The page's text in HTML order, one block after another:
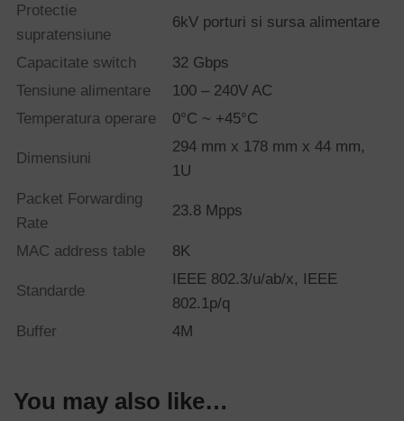
Protectie
supratensiune
6kV porturi si sursa alimentare
Capacitate switch
32 Gbps
Tensiune alimentare
100 – 240V AC
Temperatura operare
0°C ~ +45°C
Dimensiuni
294 mm x 178 mm x 44 mm,
1U
Packet Forwarding
Rate
23.8 Mpps
MAC address table 8K
Standarde
IEEE 802.3/u/ab/x, IEEE
802.1p/q
Buffer
4M
You may also like…